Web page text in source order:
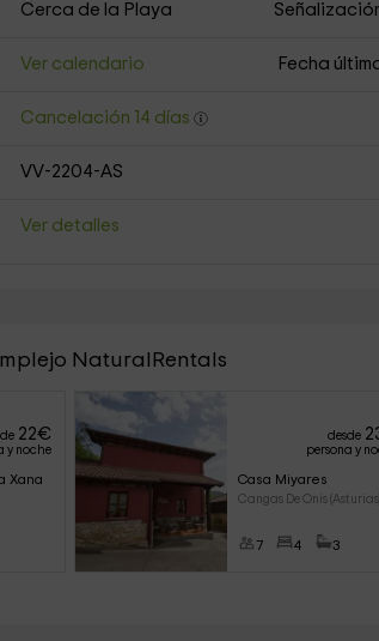
Cerca de la Playa
Ver calendario Fecha
Cancelación 14 días
VV-2204-AS
Ver detalles
NaturalRentals
22€
y noche
Xana
desde
persona y
Casa Miyares
Cangas De Onis
7 4 3